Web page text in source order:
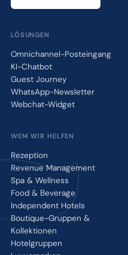
LÖSUNGEN
Omnichannel-Posteingang
KI-Chatbot
Guest Journey
WhatsApp-Newsletter
Webchat-Widget
WEM WIR HELFEN
Rezeption
Revenue Management
Spa & Wellness
Food & Beverage
Independent Hotels
Boutique-Gruppen &
Kollektionen
Hotelgruppen